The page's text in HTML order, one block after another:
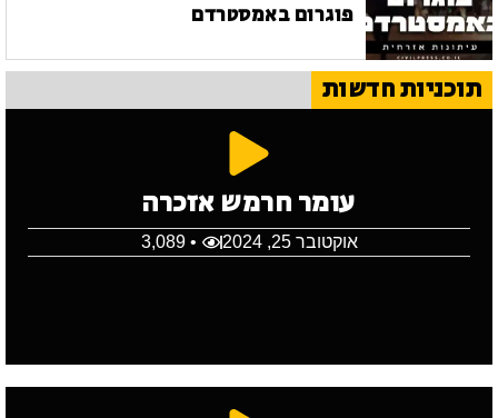
פוגרום באמסטרדם
תוכניות חדשות
עומר חרמש אזכרה
אוקטובר 25, 2024 • 3,089